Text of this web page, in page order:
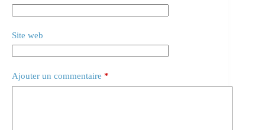
Site web
Ajouter un commentaire *